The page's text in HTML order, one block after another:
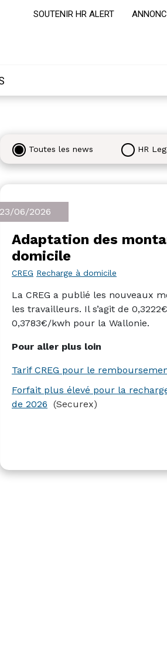
SOUTENIR HR ALERT
Toutes les news HR
23/06/2026
Adaptation des
domicile
CREG Recharge à domicile
La CREG a publié les nouveaux
les travailleurs. Il s’agit de
0,3783€/kwh pour la Wallonie.
Pour aller plus loin
Tarif CREG pour le
Forfait plus élevé pour la
de 2026 (Securex)